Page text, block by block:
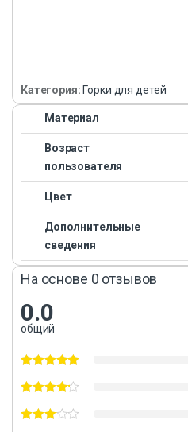
Категория: Горки для детей
Материал
Возраст
пользователя
Цвет
Дополнительные
сведения
На основе 0 отзывов
0.0
общий